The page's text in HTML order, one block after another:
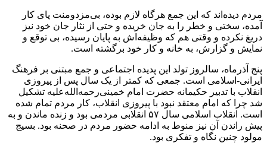
مردم دیده‌اند که این جمع هرگاه لازم بوده، بی‌مزدومنت پای کار
آمده، سختی و خطر را به جان خریده و حتی از نثار جان خود نیز
دریغ نکرده و وقتی هم که وظیفه‌اش به پایان رسیده، بی توقع و
نمایش و گزارش، به خانه و کار خود برگشته است.
پنج آذرماه، سالروز تولد این پدیده اجتماعی و جمع مبتنی بر فرهنگ
ایرانی-اسلامی است. جمعی که کمتر از یک سال پس از پیروزی
انقلاب با تدبیر حکیمانه حضرت امام خمینی‌رحمه‌الله‌علیه تشکیل
شد چرا که امام معتقد نبود با پیروزی انقلاب، کار مردم تمام شده
است. انقلاب اسلامی سال ۵۷ انقلابی مردمی بود و زنده ماندن و به
پیش راندن آن نیز منوط به ادامه حضور مردم در صحنه بود. بسیج
مولود چنین نگاه و تفکری بود.